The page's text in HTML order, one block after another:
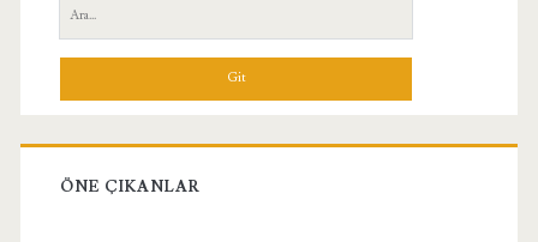
Menü
Ara:
ÖNE ÇIKANLAR